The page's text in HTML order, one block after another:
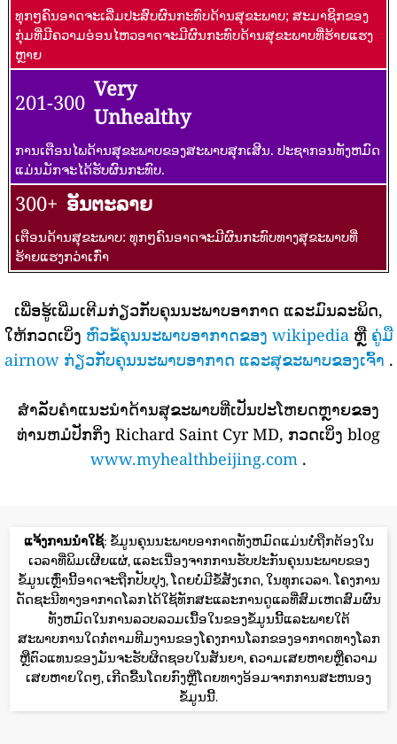
ທຸກໆຄົນອາດຈະເລີ່ມປະສົບຜົນກະທົບດ້ານສຸຂະພາບ; ສະມາຊິກຂອງ
ກຸ່ມທີ່ມີຄວາມອ່ອນໄຫວອາດຈະມີຜົນກະທົບດ້ານສຸຂະພາບທີ່ຮ້າຍແຮງ
ຫຼາຍ
201-300
Very
Unhealthy
ການເຕືອນໄພດ້ານສຸຂະພາບຂອງສະພາບສຸກເສີນ. ປະຊາກອນທັງຫມົດ
ແມ່ນມັກຈະໄດ້ຮັບຜົນກະທົບ.
300+ ອັນຕະລາຍ
ເຕືອນດ້ານສຸຂະພາບ: ທຸກໆຄົນອາດຈະມີຜົນກະທົບທາງສຸຂະພາບທີ່
ຮ້າຍແຮງກວ່າເກົ່າ
ເພື່ອຮູ້ເພີ່ມເຕີມກ່ຽວກັບຄຸນນະພາບອາກາດ ແລະມົນລະພິດ,
ໃຫ້ກວດເບິ່ງ ຫົວຂໍ້ຄຸນນະພາບອາກາດຂອງ wikipediaຫຼື ຄູ່ມື
airnow ກ່ຽວກັບຄຸນນະພາບອາກາດ ແລະສຸຂະພາບຂອງເຈົ້າ .
ສໍາລັບຄໍາແນະນໍາດ້ານສຸຂະພາບທີ່ເປັນປະໂຫຍດຫຼາຍຂອງ
ທ່ານຫມໍປັກກິ່ງ Richard Saint Cyr MD, ກວດເບິ່ງ blog
www.myhealthbeijing.com .
ແຈ້ງການນໍາໃຊ້: ຂໍ້ມູນຄຸນນະພາບອາກາດທັງຫມົດແມ່ນບໍ່ຖືກຕ້ອງໃນ
ເວລາທີ່ພິມເຜີຍແຜ່, ແລະເນື່ອງຈາກການຮັບປະກັນຄຸນນະພາບຂອງ
ຂໍ້ມູນເຫຼົ່ານີ້ອາດຈະຖືກປັບປຸງ, ໂດຍບໍ່ມີຂໍ້ສັງເກດ, ໃນທຸກເວລາ. ໂຄງການ
ດັດຊະນີທາງອາກາດໂລກໄດ້ໃຊ້ທັກສະແລະການດູແລທີ່ສົມເຫດສົມຜົນ
ທັງຫມົດໃນການລວບລວມເນື້ອໃນຂອງຂໍ້ມູນນີ້ແລະພາຍໃຕ້
ສະພາບການໃດກໍ່ຕາມທີມງານຂອງໂຄງການໂລກຂອງອາກາດທາງໂລກ
ຫຼືຕົວແທນຂອງມັນຈະຮັບຜິດຊອບໃນສັນຍາ, ຄວາມເສຍຫາຍຫຼືຄວາມ
ເສຍຫາຍໃດໆ, ເກີດຂື້ນໂດຍກົງຫຼືໂດຍທາງອ້ອມຈາກການສະຫນອງ
ຂໍ້ມູນນີ້.